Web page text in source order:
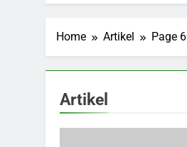
Home Artikel Page 6
Artikel